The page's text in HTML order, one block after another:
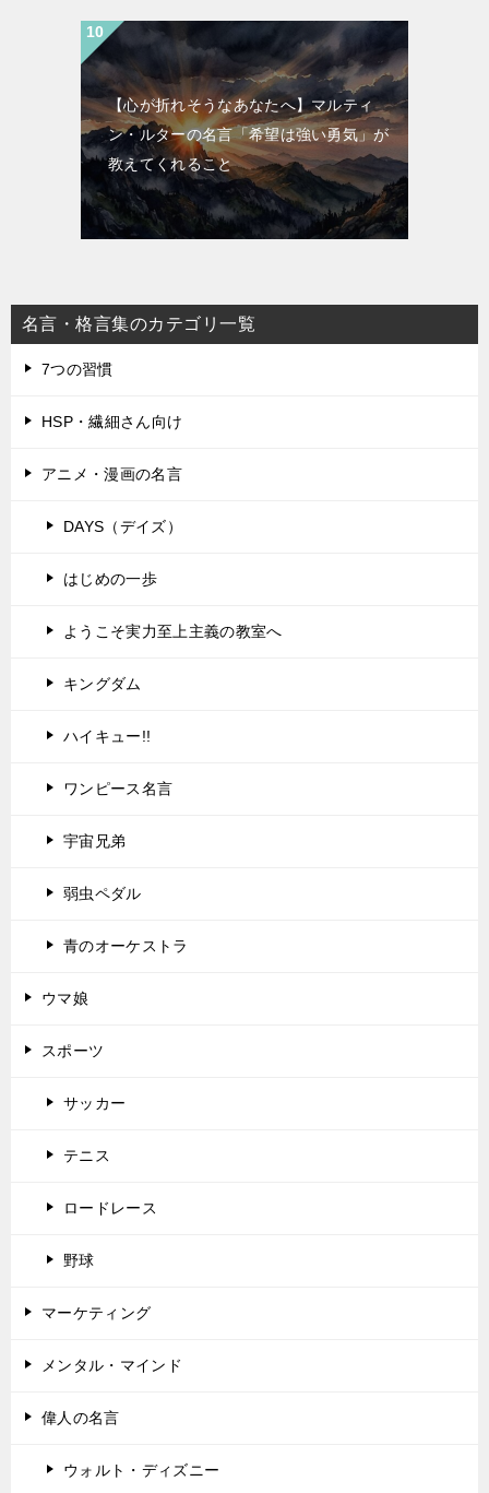
【心が折れそうなあなたへ】マルティ
ン・ルターの名言「希望は強い勇気」が
教えてくれること
名言・格言集のカテゴリ一覧
7つの習慣
HSP・繊細さん向け
アニメ・漫画の名言
DAYS（デイズ）
はじめの一歩
ようこそ実力至上主義の教室へ
キングダム
ハイキュー!!
ワンピース名言
宇宙兄弟
弱虫ペダル
青のオーケストラ
ウマ娘
スポーツ
サッカー
テニス
ロードレース
野球
マーケティング
メンタル・マインド
偉人の名言
ウォルト・ディズニー